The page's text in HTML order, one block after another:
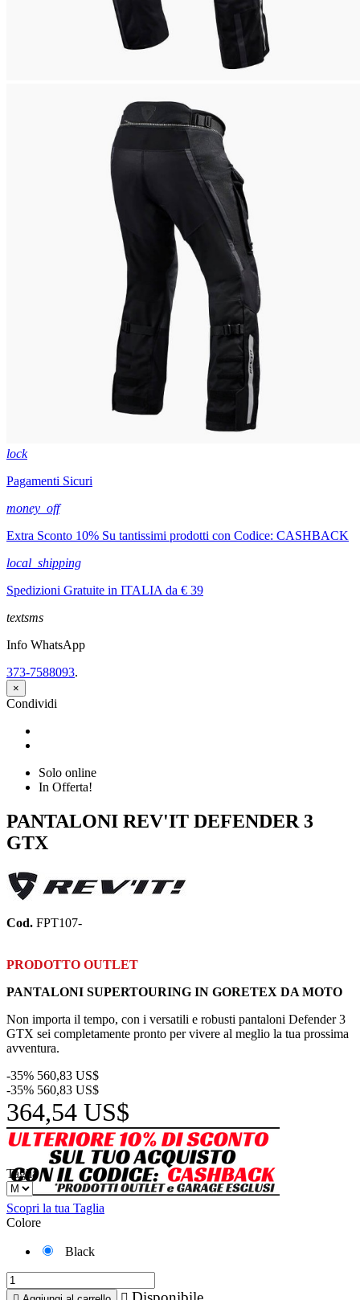
lock
Pagamenti Sicuri
money_off
Extra Sconto 10% Su tantissimi prodotti con Codice: CASHBACK
local_shipping
Spedizioni Gratuite in ITALIA da € 39
textsms
Info WhatsApp
373-7588093.
×
Condividi
Solo online
In Offerta!
PANTALONI REV'IT DEFENDER 3
GTX
Cod. FPT107-
PRODOTTO OUTLET
PANTALONI SUPERTOURING IN GORETEX DA MOTO
Non importa il tempo, con i versatili e robusti pantaloni Defender 3
GTX sei completamente pronto per vivere al meglio la tua prossima
avventura.
-35% 560,83 US$
-35% 560,83 US$
364,54 US$
Taglia
Scopri la tua Taglia
Colore
Black